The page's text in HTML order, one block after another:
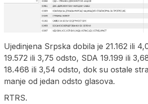
Ujedinjena Srpska dobila je 21.162 ili
19.572 ili 3,75 odsto, SDA 19.199 ili
18.468 ili 3,54 odsto, dok su ostale
manje od jedan odsto glasova.
RTRS.